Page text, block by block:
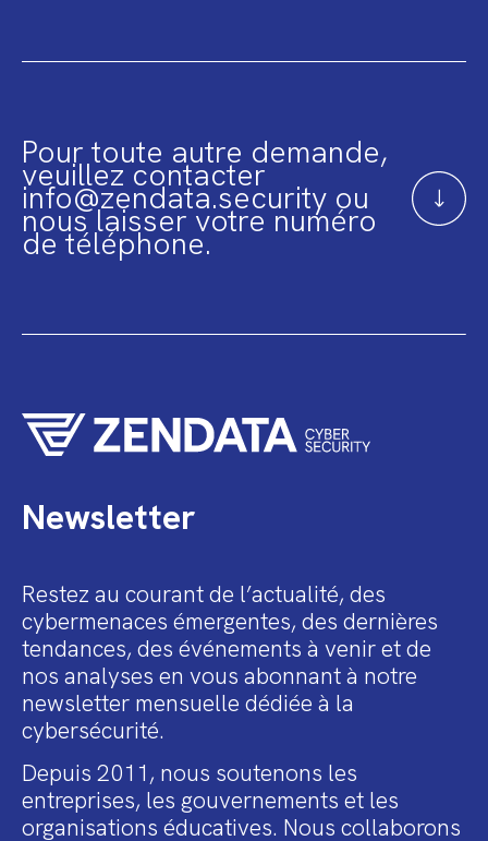
Pour toute autre demande,
veuillez contacter
info@zendata.security ou
nous laisser votre numéro
de téléphone.
Newsletter
Restez au courant de l’actualité, des
cybermenaces émergentes, des dernières
tendances, des événements à venir et de
nos analyses en vous abonnant à notre
newsletter mensuelle dédiée à la
cybersécurité.
Depuis 2011, nous soutenons les
entreprises, les gouvernements et les
organisations éducatives. Nous collaborons